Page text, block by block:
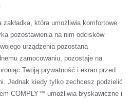
która umożliwia komfortowe
pozostawienia na nim odcisków
urządzenia pozostaną
zamocowaniu, pozostaje na
Twoją prywatność i ekran przed
Jednak kiedy tylko zechcesz podzielić
COMPLY™ umożliwia błyskawiczne i